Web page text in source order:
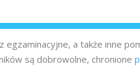
a także inne
są dobrowolne, chronione